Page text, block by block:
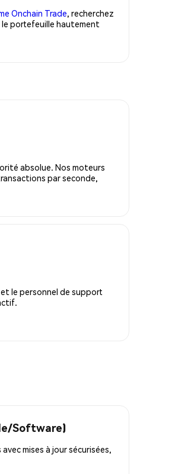
Onchain Trade, recherchez
le portefeuille hautement
absolue. Nos moteurs
par seconde,
le personnel de support
Software)
mises à jour sécurisées,